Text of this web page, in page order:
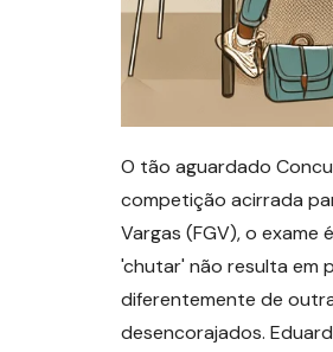
O tão aguardado
competição acirrada
Vargas (FGV), o
'chutar' não resulta em
diferentemente de
desencorajados.